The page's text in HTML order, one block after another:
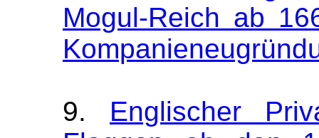
Mogul-Reich ab
9. Englischer